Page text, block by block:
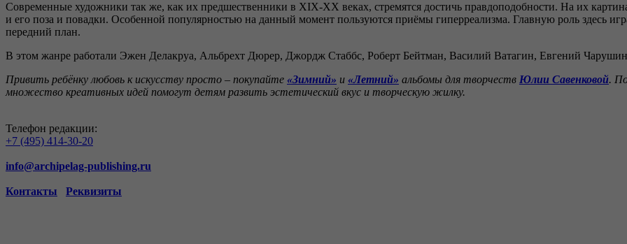
Современные художники так же, как их предшественники в XIX-XX веках, стремятся достичь правдоподобности. На их
и его поза и повадки. Особенной популярностью на данный момент пользуются приёмы гиперреализма. Главную роль здесь
передний план.
В этом жанре работали Эжен Делакруа, Альбрехт Дюрер, Джордж Стаббс, Роберт Бейтман, Василий Ватагин, Евгений
Привить ребёнку любовь к искусству просто – покупайте «Зимний» и «Летний» альбомы для творчеств Юлии Савенковой.
множество креативных идей помогут детям развить эстетический вкус и творческую жилку.
Телефон редакции:
+7 (495) 414-30-20
info@archipelag-publishing.ru
Контакты Реквизиты